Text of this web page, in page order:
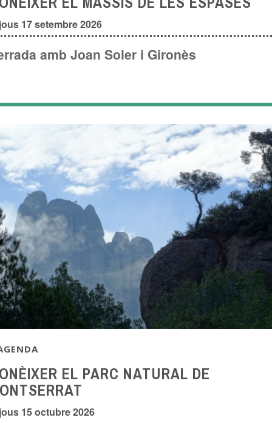
17 setembre 2026
amb Joan Soler i Gironès
EL PARC NATURAL DE
15 octubre 2026